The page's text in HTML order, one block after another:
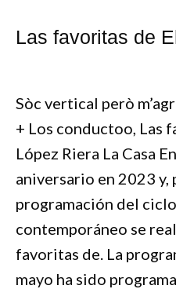
Las favoritas de
Sòc vertical però
+ Los conductoo, Las
López Riera La Casa
aniversario en 2023 y,
programación del
contemporáneo se
favoritas de. La
mayo ha sido